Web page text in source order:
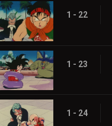
1 - 22
1 - 23
1 - 24